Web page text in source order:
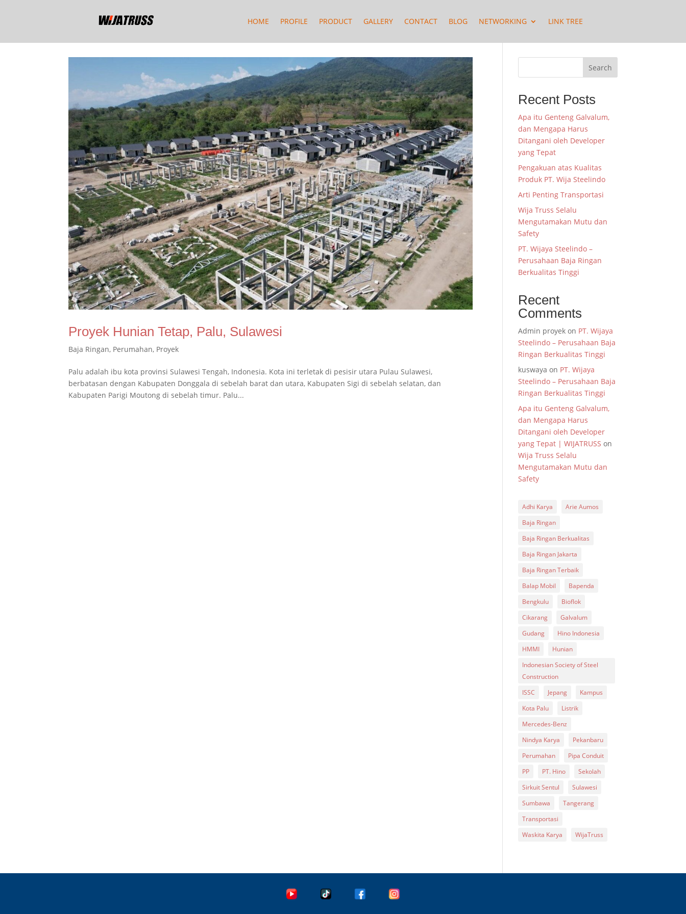
HOME PROFILE PRODUCT GALLERY CONTACT BLOG NETWORKING LINK TREE
Proyek Hunian Tetap, Palu, Sulawesi
Baja Ringan, Perumahan, Proyek
Palu adalah ibu kota provinsi Sulawesi Tengah, Indonesia. Kota ini terletak di pesisir utara Pulau Sulawesi,
berbatasan dengan Kabupaten Donggala di sebelah barat dan utara, Kabupaten Sigi di sebelah selatan, dan
Kabupaten Parigi Moutong di sebelah timur. Palu...
Search
Recent Posts
Apa itu Genteng Galvalum,
dan Mengapa Harus
Ditangani oleh Developer
yang Tepat
Pengakuan atas Kualitas
Produk PT. Wija Steelindo
Arti Penting Transportasi
Wija Truss Selalu
Mengutamakan Mutu dan
Safety
PT. Wijaya Steelindo –
Perusahaan Baja Ringan
Berkualitas Tinggi
Recent
Comments
Admin proyek on PT. Wijaya
Steelindo – Perusahaan Baja
Ringan Berkualitas Tinggi
kuswaya on PT. Wijaya
Steelindo – Perusahaan Baja
Ringan Berkualitas Tinggi
Apa itu Genteng Galvalum,
dan Mengapa Harus
Ditangani oleh Developer
yang Tepat | WIJATRUSS on
Wija Truss Selalu
Mengutamakan Mutu dan
Safety
Adhi Karya
Arie Aumos
Baja Ringan
Baja Ringan Berkualitas
Baja Ringan Jakarta
Baja Ringan Terbaik
Balap Mobil
Bapenda
Bengkulu
Bioflok
Cikarang
Galvalum
Gudang
Hino Indonesia
HMMI
Hunian
Indonesian Society of Steel
Construction
ISSC
Jepang
Kampus
Kota Palu
Listrik
Mercedes-Benz
Nindya Karya
Pekanbaru
Perumahan
Pipa Conduit
PP
PT. Hino
Sekolah
Sirkuit Sentul
Sulawesi
Sumbawa
Tangerang
Transportasi
Waskita Karya
WijaTruss